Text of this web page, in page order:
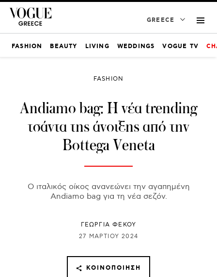
GREECE
FASHION BEAUTY LIVING WEDDINGS VOGUE TV
FASHION
Andiamo bag: Η νέα trending
τσάντα της άνοιξης από την
Bottega Veneta
Ο ιταλικός οίκος ανανεώνει την αγαπημένη
Andiamo bag για τη νέα σεζόν.
ΓΕΩΡΓΙΑ ΦΕΚΟΥ
27 ΜΑΡΤΊΟΥ 2024
ΚΟΙΝΟΠΟΊΗΣΗ